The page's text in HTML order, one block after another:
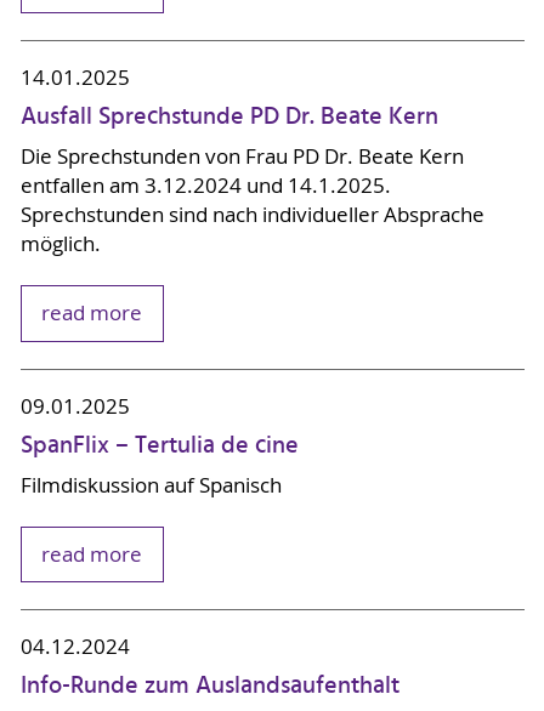
14.01.2025
Ausfall Sprechstunde PD Dr. Beate Kern
Die Sprechstunden von Frau PD Dr. Beate Kern
entfallen am 3.12.2024 und 14.1.2025.
Sprechstunden sind nach individueller Absprache
möglich.
read more
09.01.2025
SpanFlix – Tertulia de cine
Filmdiskussion auf Spanisch
read more
04.12.2024
Info-Runde zum Auslandsaufenthalt